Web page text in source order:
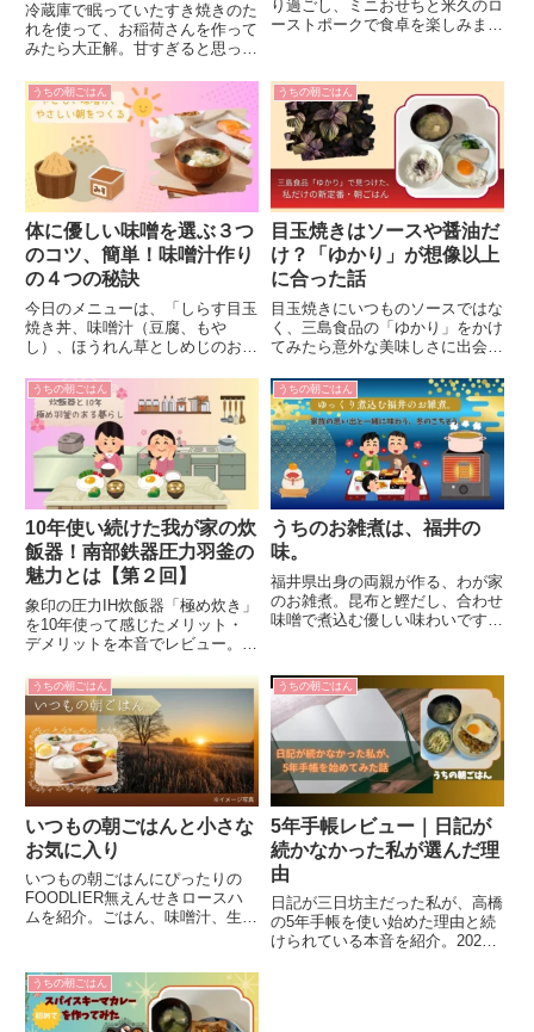
冷蔵庫で眠っていたすき焼きのた
れを使って、お稲荷さんを作って
みたら大正解。甘すぎると思って
胸肉・魚の煮付けへのアレンジ、
鶴舞公園で出会った旬の食材とと
もに、日常の小さな再発見を綴り
ます。
り過ごし、ミニおせちと米久のロ
ーストポークで食卓を楽しみまし
します。
うちの朝ごはん
体に優しい味噌を選ぶ３つ
のコツ、簡単！味噌汁作り
の４つの秘訣
今日のメニューは、「しらす目玉
焼き丼、味噌汁（豆腐、もや
し）、ほうれん草としめじのおひ
方３つのポイント」についてお話
ししています。
うちの朝ごはん
目玉焼きはソースや醤油だ
け？「ゆかり」が想像以上
に合った話
目玉焼きにいつものソースではな
く、三島食品の「ゆかり」をかけ
てみたら意外な美味しさに出会い
の朝ごはんと、広島の思い出を綴
ります。
うちの朝ごはん
10年使い続けた我が家の炊
飯器！南部鉄器圧力羽釜の
魅力とは【第２回】
象印の圧力IH炊飯器「極め炊き」
を10年使って感じたメリット・
デメリットを本音でレビュー。炊
が食卓を支えてくれた毎日をご紹
介します。
うちの朝ごはん
うちのお雑煮は、福井の
味。
福井県出身の両親が作る、わが家
のお雑煮。昆布と鰹だし、合わせ
味噌で煮込む優しい味わいです。
をご紹介します。
うちの朝ごはん
いつもの朝ごはんと小さな
お気に入り
いつもの朝ごはんにぴったりの
FOODLIER無えんせきロースハ
ムを紹介。ごはん、味噌汁、生キ
時間に。
うちの朝ごはん
5年手帳レビュー｜日記が
続かなかった私が選んだ理
由
日記が三日坊主だった私が、高橋
の5年手帳を使い始めた理由と続
けられている本音を紹介。2026
うちの朝ごはん